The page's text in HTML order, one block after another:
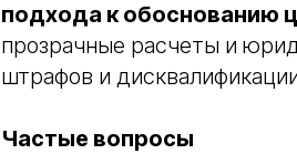
подхода к обоснованию
прозрачные расчеты и
штрафов и
Частые вопросы